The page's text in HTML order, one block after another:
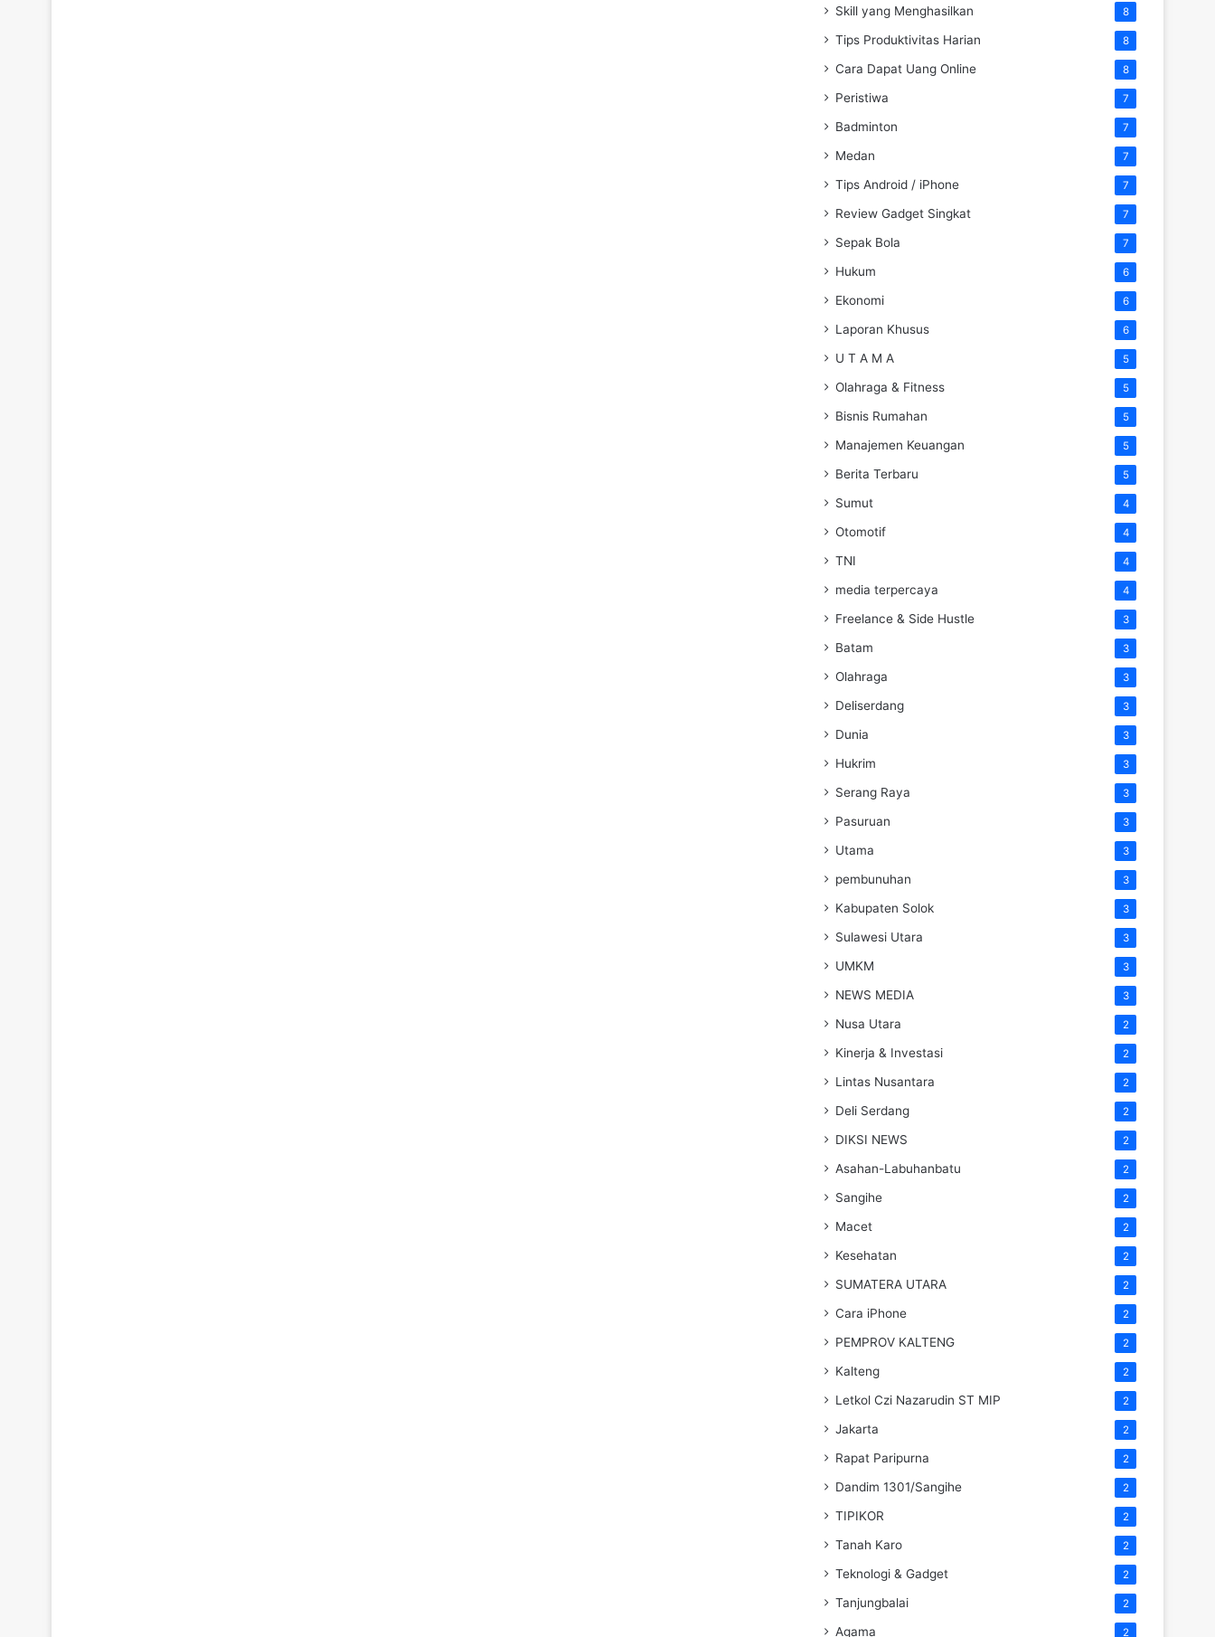
Skill yang Menghasilkan 8
Tips Produktivitas Harian 8
Cara Dapat Uang Online 8
Peristiwa 7
Badminton 7
Medan 7
Tips Android / iPhone 7
Review Gadget Singkat 7
Sepak Bola 7
Hukum 6
Ekonomi 6
Laporan Khusus 6
U T A M A 5
Olahraga & Fitness 5
Bisnis Rumahan 5
Manajemen Keuangan 5
Berita Terbaru 5
Sumut 4
Otomotif 4
TNI 4
media terpercaya 4
Freelance & Side Hustle 3
Batam 3
Olahraga 3
Deliserdang 3
Dunia 3
Hukrim 3
Serang Raya 3
Pasuruan 3
Utama 3
pembunuhan 3
Kabupaten Solok 3
Sulawesi Utara 3
UMKM 3
NEWS MEDIA 3
Nusa Utara 2
Kinerja & Investasi 2
Lintas Nusantara 2
Deli Serdang 2
DIKSI NEWS 2
Asahan-Labuhanbatu 2
Sangihe 2
Macet 2
Kesehatan 2
SUMATERA UTARA 2
Cara iPhone 2
PEMPROV KALTENG 2
Kalteng 2
Letkol Czi Nazarudin ST MIP 2
Jakarta 2
Rapat Paripurna 2
Dandim 1301/Sangihe 2
TIPIKOR 2
Tanah Karo 2
Teknologi & Gadget 2
Tanjungbalai 2
Agama 2